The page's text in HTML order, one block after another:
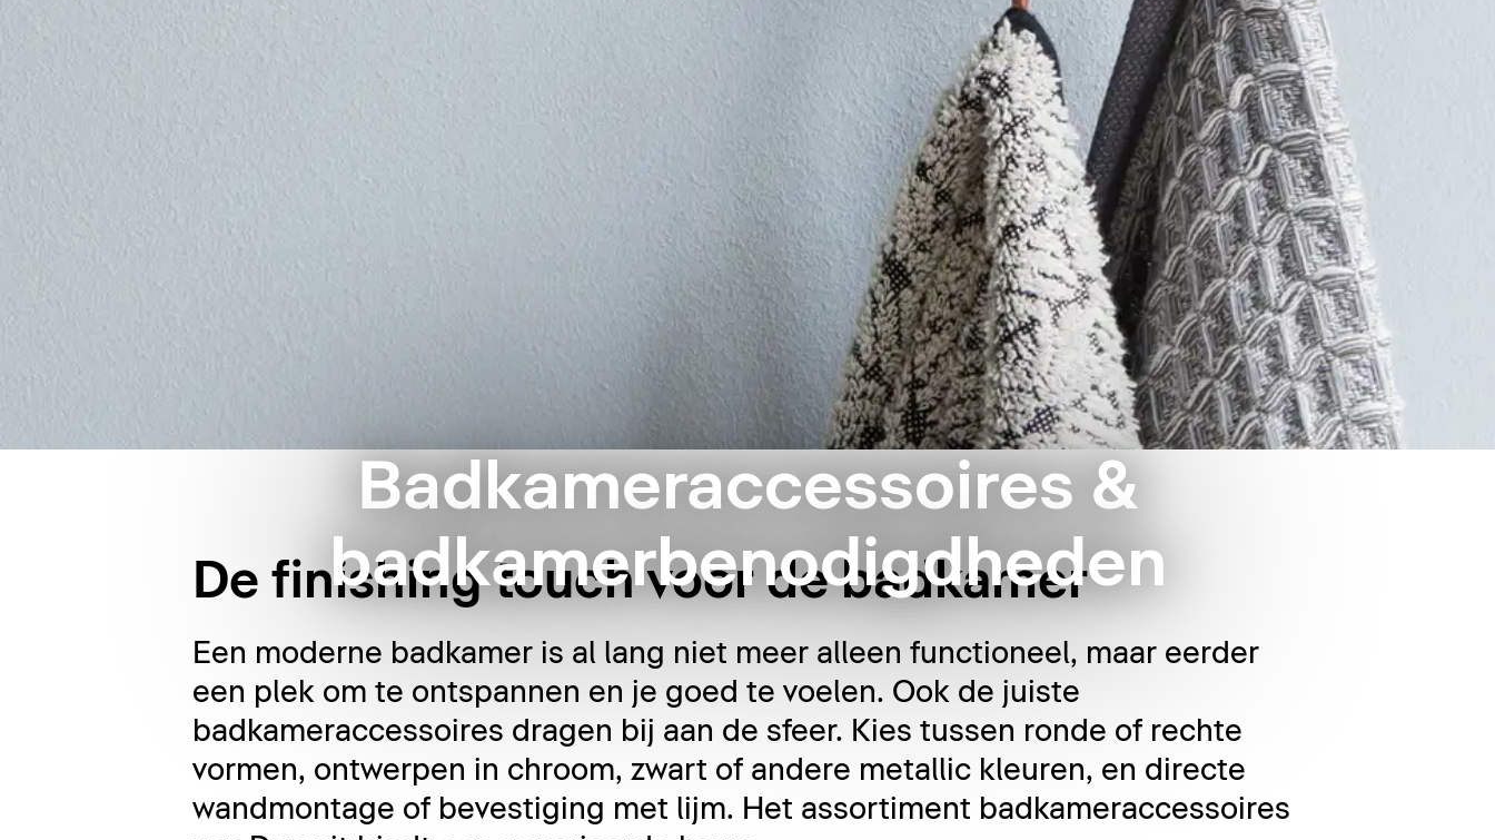
Badkameraccessoires &
badkamerbenodigdheden
De finishing touch voor de badkamer
Een moderne badkamer is al lang niet meer alleen functioneel, maar eerder
een plek om te ontspannen en je goed te voelen. Ook de juiste
badkameraccessoires dragen bij aan de sfeer. Kies tussen ronde of rechte
vormen, ontwerpen in chroom, zwart of andere metallic kleuren, en directe
wandmontage of bevestiging met lijm. Het assortiment badkameraccessoires